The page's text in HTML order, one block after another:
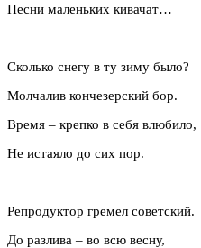
Песни маленьких кивачат…
Сколько снегу в ту зиму было?
Молчалив кончезерский бор.
Время – крепко в себя влюбило,
Не истаяло до сих пор.
Репродуктор гремел советский.
До разлива – во всю весну,